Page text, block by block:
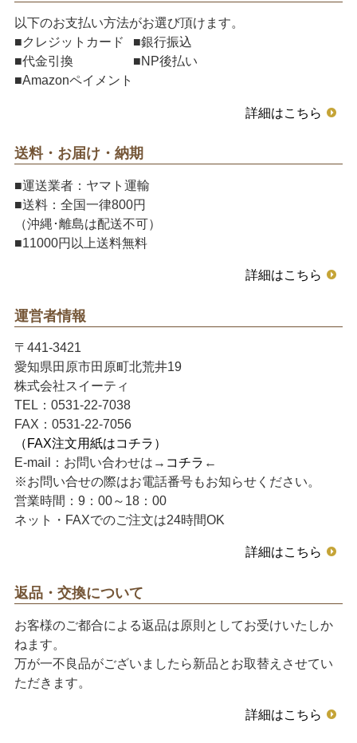
以下のお支払い方法がお選び頂けます。
■クレジットカード
■銀行振込
■代金引換
■NP後払い
■Amazonペイメント
詳細はこちら
送料・お届け・納期
■運送業者：ヤマト運輸
■送料：全国一律800円
（沖縄･離島は配送不可）
■11000円以上送料無料
詳細はこちら
運営者情報
〒441-3421
愛知県田原市田原町北荒井19
株式会社スイーティ
TEL：0531-22-7038
FAX：0531-22-7056
（FAX注文用紙はコチラ）
E-mail：お問い合わせは→ コチラ ←
※お問い合せの際はお電話番号もお知らせください。
営業時間：9：00～18：00
ネット・FAXでのご注文は24時間OK
詳細はこちら
返品・交換について
お客様のご都合による返品は原則としてお受けいたしか
ねます。
万が一不良品がございましたら新品とお取替えさせてい
ただきます。
詳細はこちら